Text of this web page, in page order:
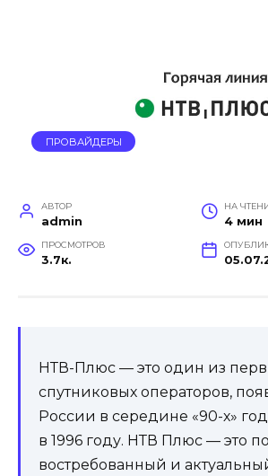
ПРОВАЙДЕРЫ
АВТОР
admin
НА
4 мин
ПРОСМОТРОВ
3.7к.
НТВ-Плюс — это один из
спутниковых операторов,
России в середине «90-х»
в 1996 году. НТВ Плюс — это
востребованный и